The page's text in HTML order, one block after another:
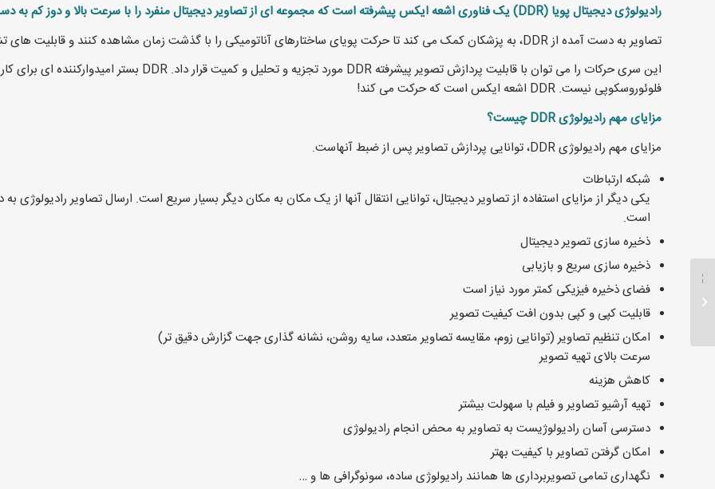
رادیولوژی دیجیتال پویا (DDR) یک فناوری اشعه ایکس پیشرفته است که مجموعه ای از تصاویر دیجیتال منفرد را با سرعت بالا و دوز کم به دست می آورد.
تصاویر به دست آمده از DDR، به پزشکان کمک می کند تا حرکت پویای ساختارهای آناتومیکی را با گذشت زمان مشاهده کنند و قابلیت های تشخیصی را برای آنها افزایش می دهد.
فلوئوروسکوپی نیست. DDR اشعه ایکس است که حرکت می کند!
مزایای مهم رادیولوژی DDR چیست؟
مزایای مهم رادیولوژی DDR، توانایی پردازش تصاویر پس از ضبط آنهاست.
شبکه ارتباطات
یکی دیگر از مزایای استفاده از تصاویر دیجیتال، توانایی انتقال آنها از یک مکان به مکان دیگر بسیار سریع است. ارسال تصاویر رادیولوژی به
است.
ذخیره سازی تصویر دیجیتال
ذخیره سازی سریع و بازیابی
فضای ذخیره فیزیکی کمتر مورد نیاز است
قابلیت کپی و کپی بدون افت کیفیت تصویر
امکان تنظیم تصاویر (توانایی زوم، مقایسه تصاویر متعدد، سایه روشن، نشانه گذاری جهت گزارش دقیق تر)
سرعت بالای تهیه تصویر
کاهش هزینه
تهیه آرشیو تصاویر و فیلم با سهولت بیشتر
دسترسی آسان رادیولوژیست به تصاویر به محض انجام رادیولوژی
امکان گرفتن تصاویر با کیفیت بهتر
نگهداری تمامی تصویربرداری ها همانند رادیولوژی ساده، سونوگرافی ها و …
یک مرکز تصویربرداری
مناسب باید چه ویژگی
هایی داشته باشد؟...